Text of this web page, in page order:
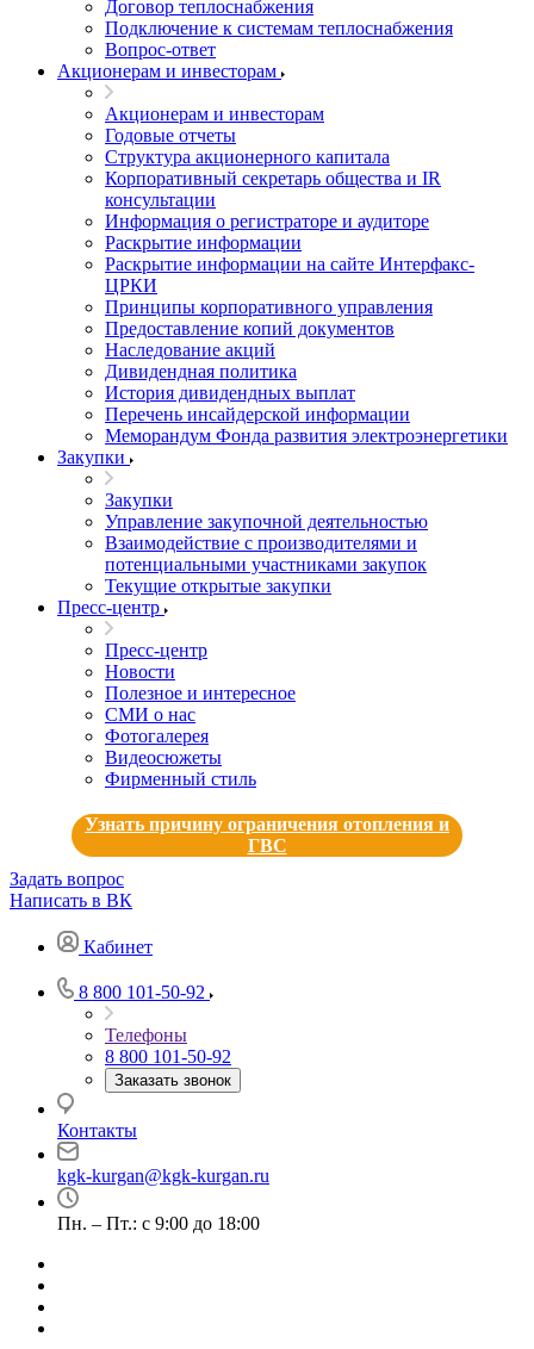
Договор теплоснабжения
Подключение к системам теплоснабжения
Вопрос-ответ
Акционерам и инвесторам
Акционерам и инвесторам
Годовые отчеты
Структура акционерного капитала
Корпоративный секретарь общества и IR
консультации
Информация о регистраторе и аудиторе
Раскрытие информации
Раскрытие информации на сайте Интерфакс-
ЦРКИ
Принципы корпоративного управления
Предоставление копий документов
Наследование акций
Дивидендная политика
История дивидендных выплат
Перечень инсайдерской информации
Меморандум Фонда развития электроэнергетики
Закупки
Закупки
Управление закупочной деятельностью
Взаимодействие с производителями и
потенциальными участниками закупок
Текущие открытые закупки
Пресс-центр
Пресс-центр
Новости
Полезное и интересное
СМИ о нас
Фотогалерея
Видеосюжеты
Фирменный стиль
Узнать причину ограничения отопления и
ГВС
Задать вопрос
Написать в ВК
Кабинет
8 800 101-50-92
Телефоны
8 800 101-50-92
Заказать звонок
Контакты
kgk-kurgan@kgk-kurgan.ru
Пн. – Пт.: с 9:00 до 18:00